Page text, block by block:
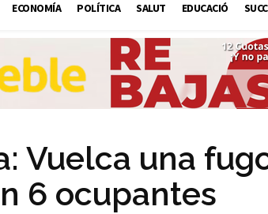
ECONOMÍA POLÍTICA SALUT EDUCACIÓ
Vuelca una
6 ocupantes